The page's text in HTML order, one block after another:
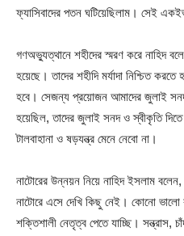
ফ্যাসিবাদের পতন ঘটিয়েছিলাম। সেই
‎গণঅভ্যুত্থানে শহীদের স্মরণ করে নাহিদ
হয়েছে। তাদের শহীদি মর্যাদা নিশ্চিত
হবে। সেজন্য প্রয়োজন আমাদের জুলাই
হয়েছিল, তাদের জুলাই সনদ ও স্বীকৃতি
টালবাহানা ও ষড়যন্ত্র মেনে নেবো না।
‎নাটোরের উন্নয়ন নিয়ে নাহিদ ইসলাম
নাটোরে এসে দেখি কিছু নেই। কোনো
শক্তিশালী নেতৃত্ব পেতে যাচ্ছি। সন্ত্রাস,